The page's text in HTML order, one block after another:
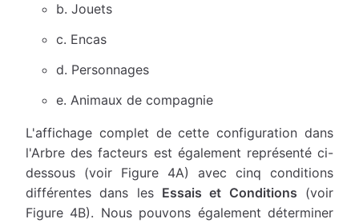
b. Jouets
c. Encas
d. Personnages
e. Animaux de compagnie
L'affichage complet de cette configuration dans
l'Arbre des facteurs est également représenté ci-
dessous (voir Figure 4A) avec cinq conditions
différentes dans les Essais et Conditions (voir
Figure 4B). Nous pouvons également déterminer